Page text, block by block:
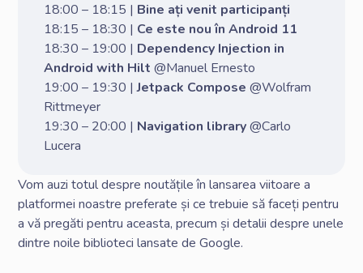
18:00 – 18:15 | Bine ați venit participanți
18:15 – 18:30 | Ce este nou în Android 11
18:30 – 19:00 | Dependency Injection in
Android with Hilt @Manuel Ernesto
19:00 – 19:30 |Jetpack Compose @Wolfram
Rittmeyer
19:30 – 20:00 | Navigation library@Carlo
Lucera
Vom auzi totul despre noutățile în lansarea viitoare a
platformei noastre preferate și ce trebuie să faceți pentru
a vă pregăti pentru aceasta, precum și detalii despre unele
dintre noile biblioteci lansate de Google.